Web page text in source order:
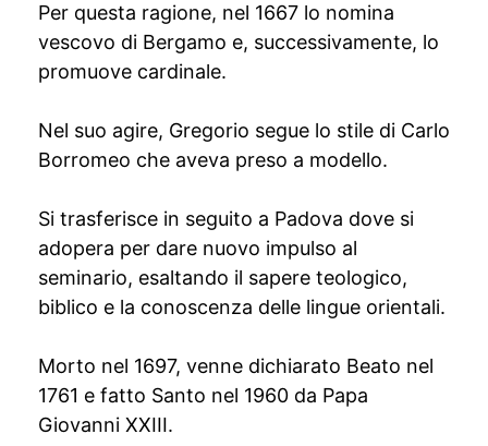
Per questa ragione, nel 1667 lo nomina
vescovo di Bergamo e, successivamente, lo
promuove cardinale.
Nel suo agire, Gregorio segue lo stile di Carlo
Borromeo che aveva preso a modello.
Si trasferisce in seguito a Padova dove si
adopera per dare nuovo impulso al
seminario, esaltando il sapere teologico,
biblico e la conoscenza delle lingue orientali.
Morto nel 1697, venne dichiarato Beato nel
1761 e fatto Santo nel 1960 da Papa
Giovanni XXIII.